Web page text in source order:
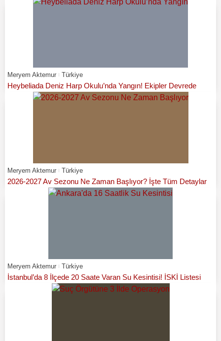
Meryem Aktemur Türkiye
Heybeliada Deniz Harp Okulu’nda Yangın! Ekipler Devrede
Meryem Aktemur Türkiye
2026-2027 Av Sezonu Ne Zaman Başlıyor? İşte Tüm Detaylar
Meryem Aktemur Türkiye
İstanbul’da 8 İlçede 20 Saate Varan Su Kesintisi! İSKİ Listesi